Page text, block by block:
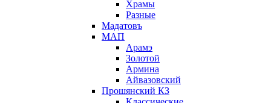
Храмы
Разные
Мадатовъ
МАП
Арамэ
Золотой
Армина
Айвазовский
Прошянский КЗ